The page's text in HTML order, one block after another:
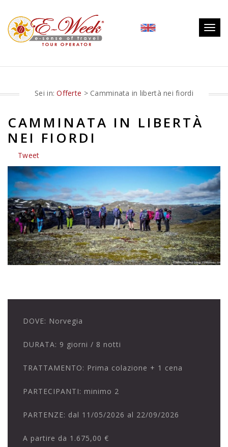
Sei in:Offerte > Camminata in libertà nei fiordi
CAMMINATA IN LIBERTÀ
NEI FIORDI
Tweet
DOVE: Norvegia
DURATA: 9 giorni / 8 notti
TRATTAMENTO: Prima colazione + 1 cena
PARTECIPANTI: minimo 2
PARTENZE: dal 11/05/2026 al 22/09/2026
A partire da 1.675,00 €